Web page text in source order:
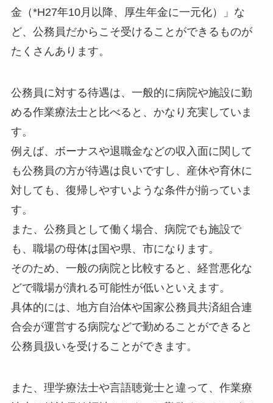
金（*H27年10月以降、厚生年金に一元化）」な
ど、公務員だからこそ受けることができるものが
たくさんあります。
公務員に対する待遇は、一般的に病院や施設に勤
める作業療法士と比べると、かなり充実していま
す。
例えば、ボーナスや退職金などの収入面に関して
も公務員の方が待遇は良いですし、産休や育休に
対しても、復帰しやすいような条件が揃っていま
す。
また、公務員として働く場合、病院でも施設で
も、職場の母体は国や県、市になります。
そのため、一般の病院と比較すると、経営悪化な
どで職場が潰れる可能性が低いといえます。
具体的には、地方自治体や国家公務員共済組合連
合会が運営する病院などで勤めることができると
公務員扱いを受けることができます。
また、理学療法士や言語聴覚士と違って、作業療